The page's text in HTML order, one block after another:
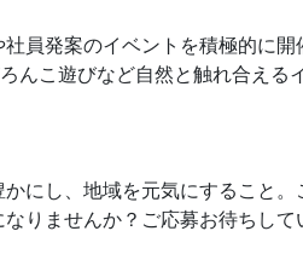
員発案のイベントを積極的に開
んこ遊びなど自然と触れ合える
にし、地域を元気にすること。
りませんか？ご応募お待ちして